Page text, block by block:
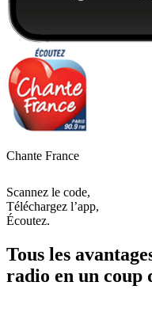
Chante France
Scannez le code,
Téléchargez l’app,
Écoutez.
Tous les
radio en un coup